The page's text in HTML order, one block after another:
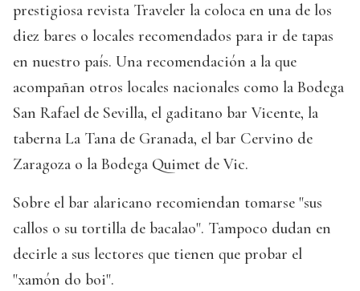
prestigiosa revista Traveler la coloca en una de los
diez bares o locales recomendados para ir de tapas
en nuestro país. Una recomendación a la que
acompañan otros locales nacionales como la Bodega
San Rafael de Sevilla, el gaditano bar Vicente, la
taberna La Tana de Granada, el bar Cervino de
Zaragoza o la Bodega Quimet de Vic.
Sobre el bar alaricano recomiendan tomarse "sus
callos o su tortilla de bacalao". Tampoco dudan en
decirle a sus lectores que tienen que probar el
"xamón do boi".